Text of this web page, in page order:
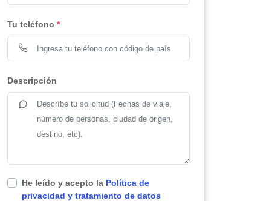
Tu teléfono *
Descripción
He leído y acepto la Política de
privacidad y tratamiento de datos